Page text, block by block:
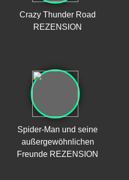
Crazy Thunder Road
REZENSION
Spider-Man und seine
außergewöhnlichen
Freunde REZENSION